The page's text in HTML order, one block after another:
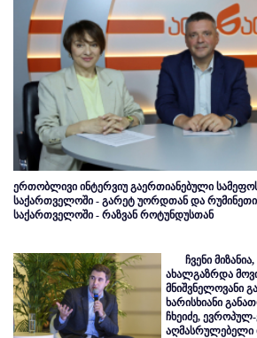
ერთობლივი ინტერვიუ გაერთიანებული
საქართველოში - გარეტ უორდთან და
საქართველოში - რაზვან როტუნდუსთან
ჩვენი
ახალგაზრდა
მნიშვნელოვანი
ხარისხიანი
ჩხეიძე,